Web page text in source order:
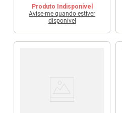
Produto Indisponível
Avise-me quando estiver
disponível